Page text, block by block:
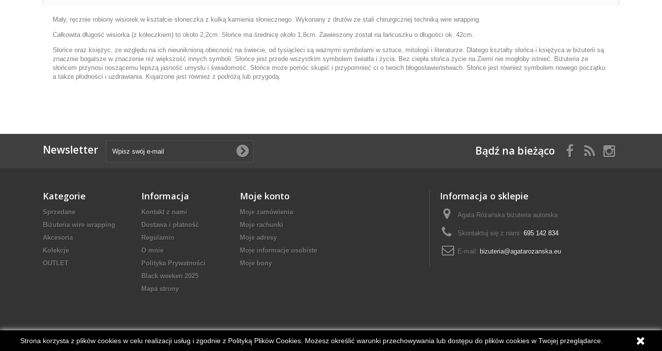
Mały, ręcznie robiony wisiorek w kształcie słoneczka z kulką kamienia słonecznego. Wykonany z drutów ze stali chirurgicznej techniką wire wrapping.
Całkowita długość wisiorka (z kółeczkiem) to około 2,2cm. Słońce ma średnicę około 1,8cm. Zawieszony został na łańcuszku o długości ok. 42cm.
Słońce oraz księżyc, ze względu na ich nieuniknioną obecność na świecie, od tysiącleci są ważnymi symbolami w sztuce, mitologii i literaturze. Dlatego kształty słońca i księżyca w biżuterii są
znacznie bogatsze w znaczenie niż większość innych symboli. Słońce jest przede wszystkim symbolem światła i życia. Bez ciepła słońca życie na Ziemi nie mogłoby istnieć. Biżuteria ze
słońcem przynosi noszącemu lepszą jasność umysłu i świadomość. Słońce może pomóc skupić i przypomnieć ci o twoich błogosławieństwach. Słońce jest również symbolem nowego początku
a także płodności i uzdrawiania. Kojarzone jest również z podróżą lub przygodą.
Newsletter Bądź na bieżąco
Kategorie
Sprzedane
Biżuteria wire wrapping
Akcesoria
Kolekcje
OUTLET
Informacja
Kontakt z nami
Dostawa i płatność
Regulamin
O mnie
Polityka Prywatności
Black weeken 2025
Mapa strony
Moje konto
Moje zamówienia
Moje rachunki
Moje adresy
Moje informacje osobiste
Moje bony
Informacja o sklepie
Agata Różańska biżuteria autorska
Skontaktuj się z nami: 695 142 834
E-mail: bizuteria@agatarozanska.eu
Strona korzysta z plików cookies w celu realizacji usług i zgodnie z Polityką Plików Cookies. Możesz określić warunki przechowywania lub dostępu do plików cookies w Twojej przeglądarce.